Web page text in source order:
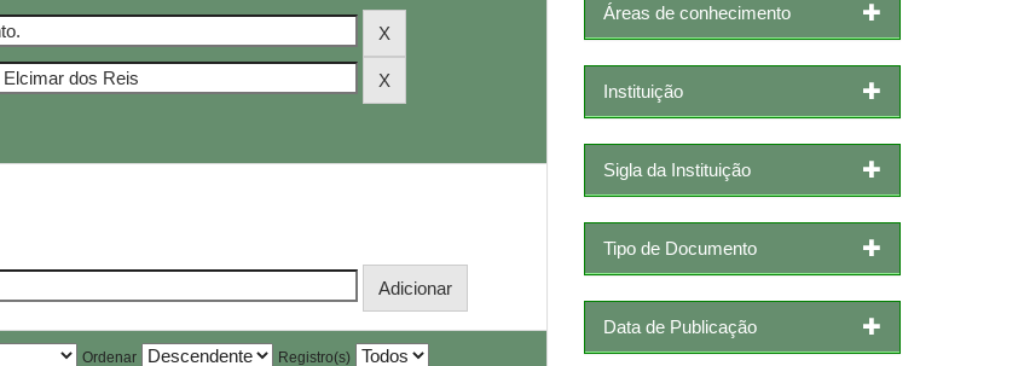
Ordenar Registro(s)
Áreas de conhecimento
Instituição
Sigla da Instituição
Tipo de Documento
Data de Publicação